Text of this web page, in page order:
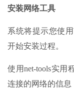
安装网络工具
系统将提示您使
开始安装过程。
使用net-tools实用
连接的网络的信息